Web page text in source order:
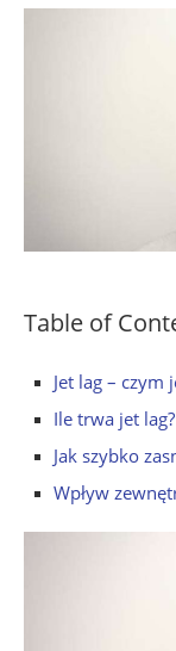
Table of
Jet lag – czym
Ile trwa jet lag?
Jak szybko
Wpływ